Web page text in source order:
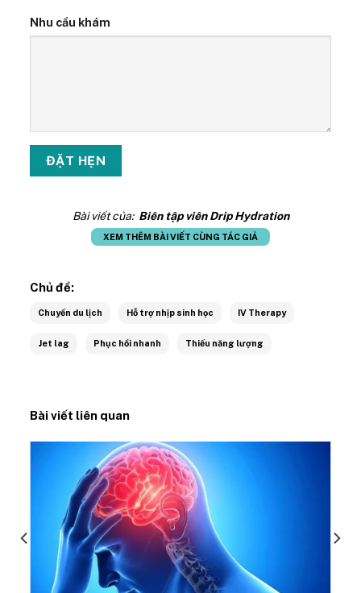
Nhu cầu khám
Bài viết của: Biên tập viên Drip Hydration
XEM THÊM BÀI VIẾT CÙNG TÁC GIẢ
Chủ đề:
Chuyến du lịch Hỗ trợ nhịp sinh học IV Therapy
Jet lag Phục hồi nhanh Thiếu năng lượng
Bài viết liên quan